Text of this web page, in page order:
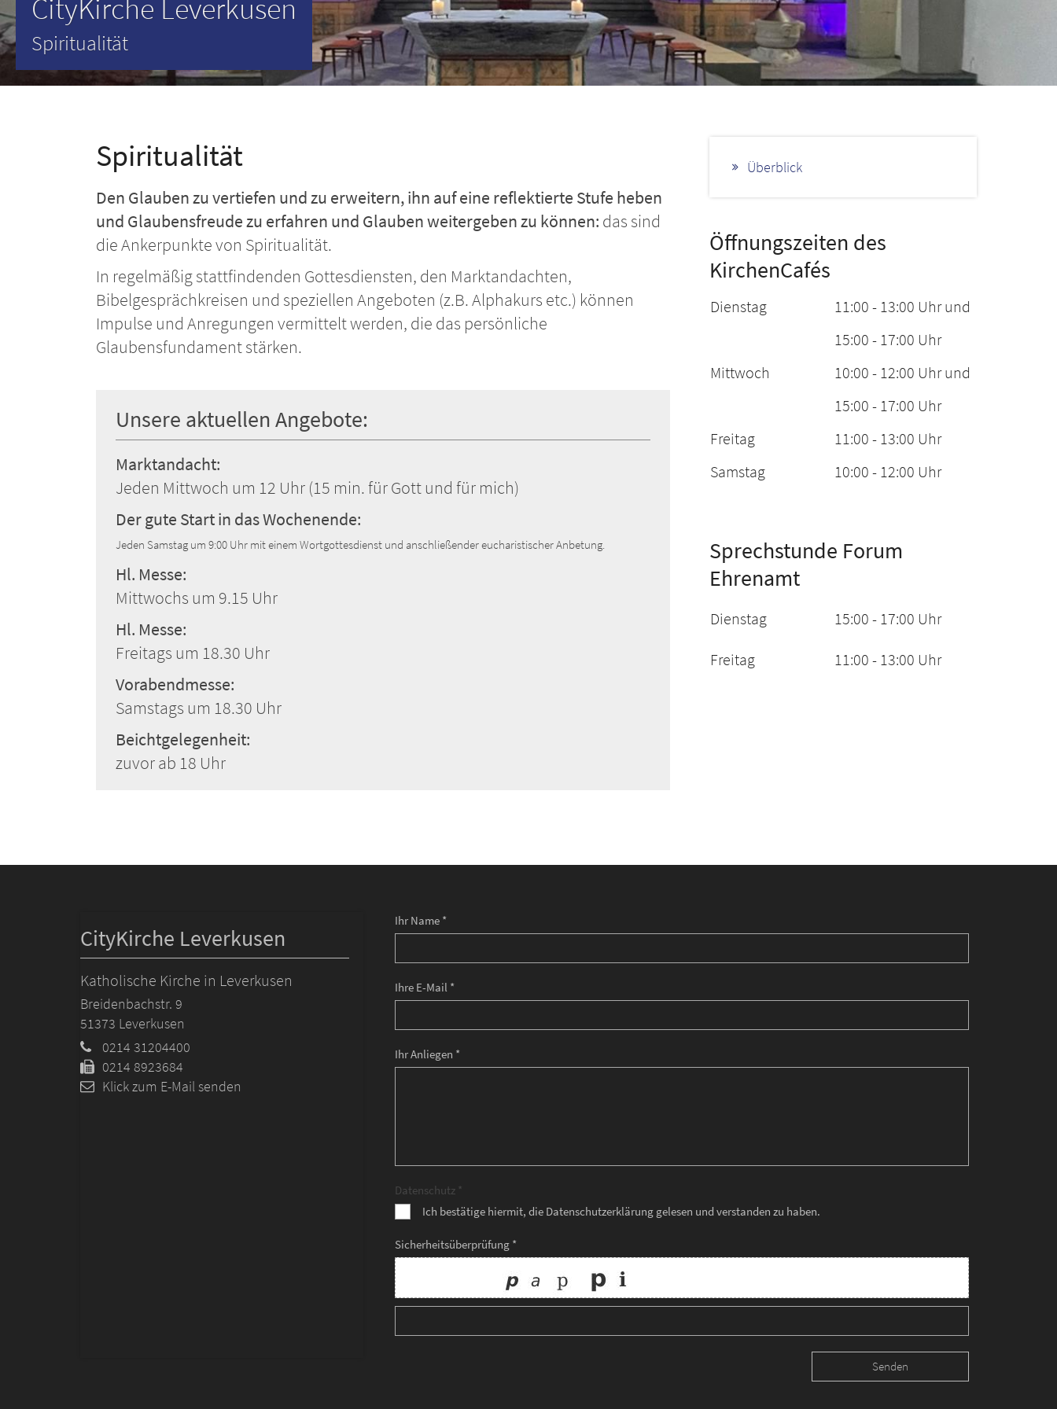
CityKirche Leverkusen
Spiritualität
Spiritualität
Den Glauben zu vertiefen und zu erweitern, ihn auf eine reflektierte Stufe heben
und Glaubensfreude zu erfahren und Glauben weitergeben zu können: das sind
die Ankerpunkte von Spiritualität.
In regelmäßig stattfindenden Gottesdiensten, den Marktandachten,
Bibelgesprächkreisen und speziellen Angeboten (z.B. Alphakurs etc.) können
Impulse und Anregungen vermittelt werden, die das persönliche
Glaubensfundament stärken.
Unsere aktuellen Angebote:
Marktandacht:
Jeden Mittwoch um 12 Uhr (15 min. für Gott und für mich)
Der gute Start in das Wochenende:
Jeden Samstag um 9:00 Uhr mit einem Wortgottesdienst und anschließender eucharistischer Anbetung.
Hl. Messe:
Mittwochs um 9.15 Uhr
Hl. Messe:
Freitags um 18.30 Uhr
Vorabendmesse:
Samstags um 18.30 Uhr
Beichtgelegenheit:
zuvor ab 18 Uhr
Überblick
Öffnungszeiten des
KirchenCafés
Dienstag
11:00 - 13:00 Uhr und
15:00 - 17:00 Uhr
Mittwoch
10:00 - 12:00 Uhr und
15:00 - 17:00 Uhr
Freitag
11:00 - 13:00 Uhr
Samstag
10:00 - 12:00 Uhr
Sprechstunde Forum
Ehrenamt
Dienstag 15:00 - 17:00 Uhr
Freitag 11:00 - 13:00 Uhr
Ihr Name *
Ihre E-Mail *
Ihr Anliegen *
Datenschutz *
Ich bestätige hiermit, die Datenschutzerklärung gelesen und verstanden zu haben.
Sicherheitsüberprüfung *
CityKirche Leverkusen
Katholische Kirche in Leverkusen
Breidenbachstr. 9
51373 Leverkusen
0214 31204400
0214 8923684
Klick zum E-Mail senden